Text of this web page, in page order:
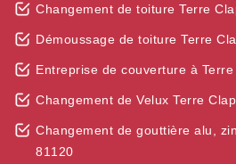
Changement de toiture Terre
Démoussage de toiture Terre
Entreprise de couverture à
Changement de Velux Terre
Changement de gouttière alu,
81120